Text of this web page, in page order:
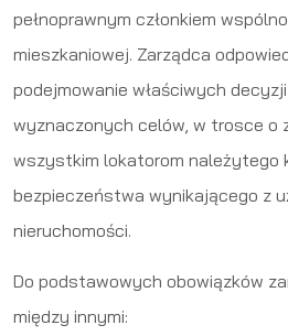
pełnoprawnym członkiem
mieszkaniowej. Zarządca
podejmowanie właściwych
wyznaczonych celów, w trosce o
wszystkim lokatorom należytego
bezpieczeństwa wynikającego z
nieruchomości.
Do podstawowych obowiązków
między innymi: